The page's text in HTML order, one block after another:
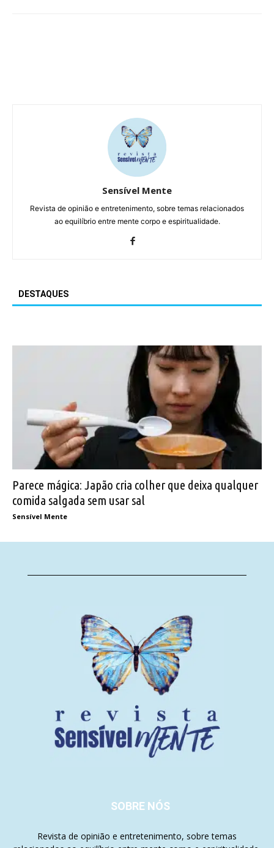
Sensível Mente
Revista de opinião e entretenimento, sobre temas relacionados
ao equilíbrio entre mente corpo e espiritualidade.
DESTAQUES
Parece mágica: Japão cria colher que deixa qualquer
comida salgada sem usar sal
Sensível Mente
SOBRE NÓS
Revista de opinião e entretenimento, sobre temas